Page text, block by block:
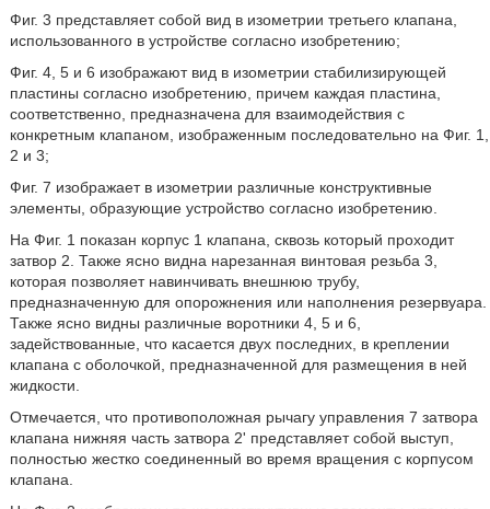
Фиг. 3 представляет собой вид в изометрии третьего клапана,
использованного в устройстве согласно изобретению;
Фиг. 4, 5 и 6 изображают вид в изометрии стабилизирующей
пластины согласно изобретению, причем каждая пластина,
соответственно, предназначена для взаимодействия с
конкретным клапаном, изображенным последовательно на Фиг. 1,
2 и 3;
Фиг. 7 изображает в изометрии различные конструктивные
элементы, образующие устройство согласно изобретению.
На Фиг. 1 показан корпус 1 клапана, сквозь который проходит
затвор 2. Также ясно видна нарезанная винтовая резьба 3,
которая позволяет навинчивать внешнюю трубу,
предназначенную для опорожнения или наполнения резервуара.
Также ясно видны различные воротники 4, 5 и 6,
задействованные, что касается двух последних, в креплении
клапана с оболочкой, предназначенной для размещения в ней
жидкости.
Отмечается, что противоположная рычагу управления 7 затвора
клапана нижняя часть затвора 2' представляет собой выступ,
полностью жестко соединенный во время вращения с корпусом
клапана.